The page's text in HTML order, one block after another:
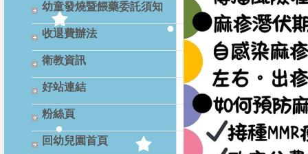
幼童發燒暨餵藥委託須知
收退費辦法
衛教資訊
好站連結
粉絲頁
回幼兒園首頁